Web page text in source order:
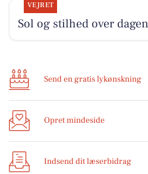
VEJRET
Sol og stilhed over dagen
Send en gratis lykønskning
Opret mindeside
Indsend dit læserbidrag